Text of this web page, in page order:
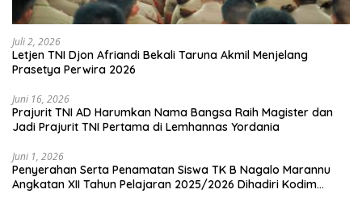
Juli 2, 2026
Letjen TNI Djon Afriandi Bekali Taruna Akmil Menjelang
Prasetya Perwira 2026
Juni 16, 2026
Prajurit TNI AD Harumkan Nama Bangsa Raih Magister dan
Jadi Prajurit TNI Pertama di Lemhannas Yordania
Juni 1, 2026
Penyerahan Serta Penamatan Siswa TK B Nagalo Marannu
Angkatan XII Tahun Pelajaran 2025/2026 Dihadiri Kodim